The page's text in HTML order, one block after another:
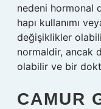
nedeni hormonal
hapı kullanımı
değişiklikler
normaldir, ancak
olabilir ve bir
CAMUR